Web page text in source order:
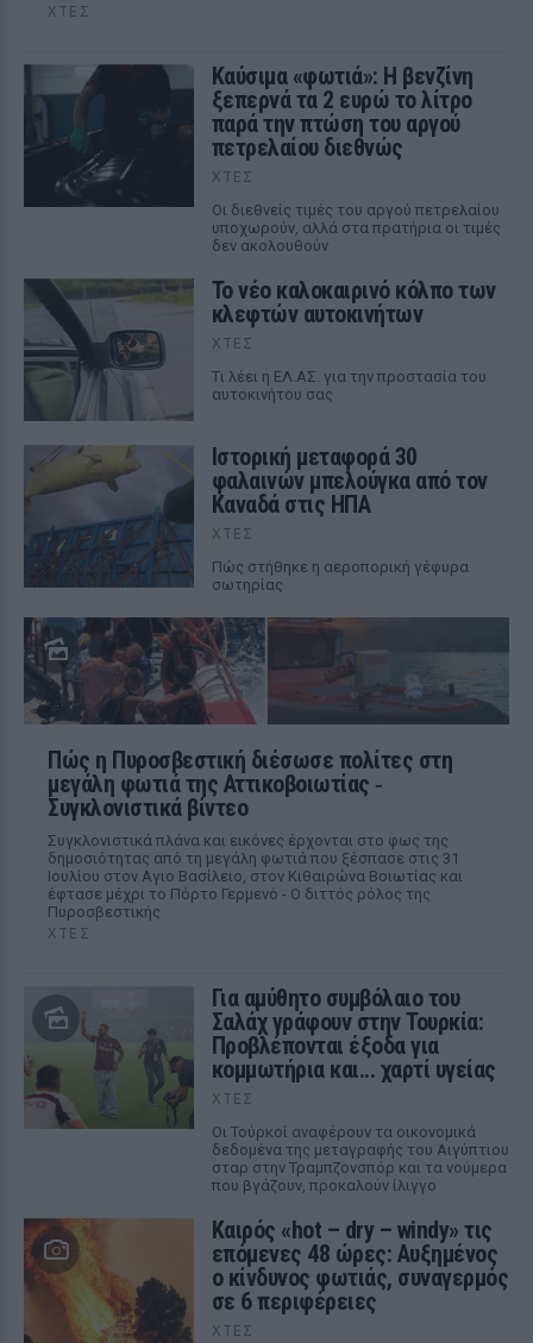
ΧΤΕΣ
Καύσιμα «φωτιά»: Η βενζίνη
ξεπερνά τα 2 ευρώ το λίτρο
παρά την πτώση του αργού
πετρελαίου διεθνώς
ΧΤΕΣ
Οι διεθνείς τιμές του αργού πετρελαίου
υποχωρούν, αλλά στα πρατήρια οι τιμές
δεν ακολουθούν
Το νέο καλοκαιρινό κόλπο των
κλεφτών αυτοκινήτων
ΧΤΕΣ
Tι λέει η ΕΛ.ΑΣ. για την προστασία του
αυτοκινήτου σας
Ιστορική μεταφορά 30
φαλαινών μπελούγκα από τον
Καναδά στις ΗΠΑ
ΧΤΕΣ
Πώς στήθηκε η αεροπορική γέφυρα
σωτηρίας
Πώς η Πυροσβεστική διέσωσε πολίτες στη
μεγάλη φωτιά της Αττικοβοιωτίας ‑
Συγκλονιστικά βίντεο
Συγκλονιστικά πλάνα και εικόνες έρχονται στο φως της
δημοσιότητας από τη μεγάλη φωτιά που ξέσπασε στις 31
Ιουλίου στον Αγιο Βασίλειο, στον Κιθαιρώνα Βοιωτίας και
έφτασε μέχρι το Πόρτο Γερμενό - Ο διττός ρόλος της
Πυροσβεστικής
ΧΤΕΣ
Για αμύθητο συμβόλαιο του
Σαλάχ γράφουν στην Τουρκία:
Προβλέπονται έξοδα για
κομμωτήρια και... χαρτί υγείας
ΧΤΕΣ
Οι Τούρκοί αναφέρουν τα οικονομικά
δεδομένα της μεταγραφής του Αιγύπτιου
σταρ στην Τραμπζονσπόρ και τα νούμερα
που βγάζουν, προκαλούν ίλιγγο
Καιρός «hot – dry – windy» τις
επόμενες 48 ώρες: Αυξημένος
ο κίνδυνος φωτιάς, συναγερμός
σε 6 περιφέρειες
ΧΤΕΣ